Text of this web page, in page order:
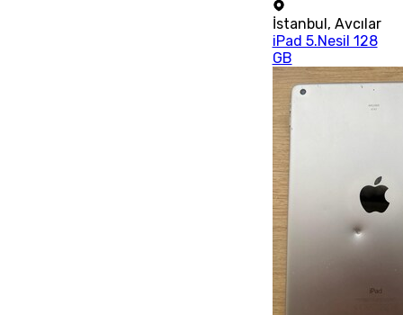
İstanbul , Avcılar
iPad 5.Nesil 128
GB